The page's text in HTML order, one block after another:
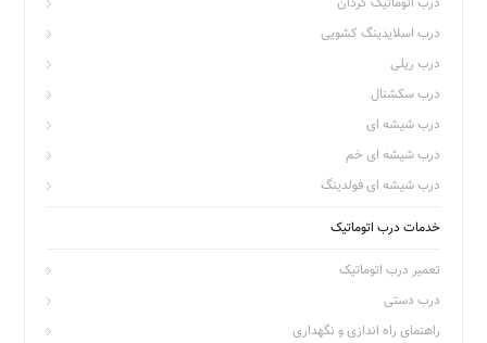
درب اسلایدینگ کشویی
درب ریلی
درب سکشنال
درب شیشه ای
درب شیشه ای خم
درب شیشه ای فولدینگ
خدمات درب اتوماتیک
تعمیر درب اتوماتیک
درب دستی
راهنمای راه اندازی و نگهداری